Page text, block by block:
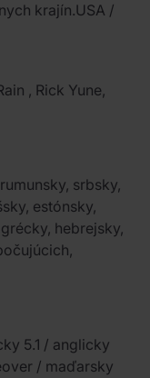
krajín.USA /
, Rick Yune,
srbsky,
estónsky,
hebrejsky,
5.1 / anglicky
/ maďarsky